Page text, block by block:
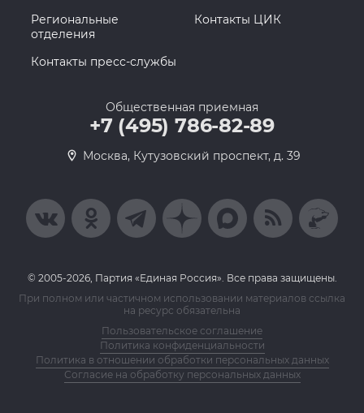
Региональные
отделения
Контакты ЦИК
Контакты пресс-службы
Общественная приемная
+7 (495) 786-82-89
Москва, Кутузовский проспект, д. 39
© 2005-2026, Партия «Единая Россия». Все права защищены.
При полном или частичном использовании материалов ссылка
на ресурс обязательна
Пользовательское соглашение
Политика конфиденциальности
Политика в отношении обработки персональных данных
Согласие на обработку персональных данных